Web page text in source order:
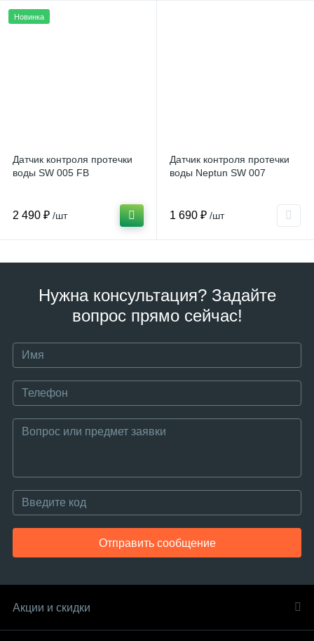
Новинка
Датчик контроля протечки
воды SW 005 FB
2 490 ₽ /шт
Датчик контроля протечки
воды Neptun SW 007
1 690 ₽ /шт
Нужна консультация? Задайте
вопрос прямо сейчас!
Отправить сообщение
Акции и скидки